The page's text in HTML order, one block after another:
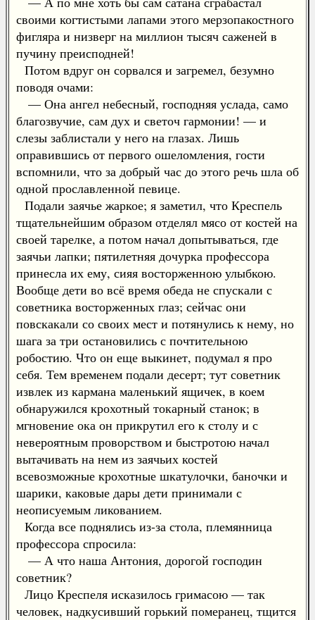
своими когтистыми лапами этого мерзопакостного
фигляра и низверг на миллион тысяч саженей в
пучину преисподней!
Потом вдруг он сорвался и загремел, безумно
поводя очами:
— Она ангел небесный, господняя услада, само
благозвучие, сам дух и светоч гармонии! — и
слезы заблистали у него на глазах. Лишь
оправившись от первого ошеломления, гости
вспомнили, что за добрый час до этого речь шла об
одной прославленной певице.
Подали заячье жаркое; я заметил, что Креспель
тщательнейшим образом отделял мясо от костей на
своей тарелке, а потом начал допытываться, где
заячьи лапки; пятилетняя дочурка профессора
принесла их ему, сияя восторженною улыбкою.
Вообще дети во всё время обеда не спускали с
советника восторженных глаз; сейчас они
повскакали со своих мест и потянулись к нему, но
шага за три остановились с почтительною
робостию. Что он еще выкинет, подумал я про
себя. Тем временем подали десерт; тут советник
извлек из кармана маленький ящичек, в коем
обнаружился крохотный токарный станок; в
мгновение ока он прикрутил его к столу и с
невероятным проворством и быстротою начал
вытачивать на нем из заячьих костей
всевозможные крохотные шкатулочки, баночки и
шарики, каковые дары дети принимали с
неописуемым ликованием.
Когда все поднялись из-за стола, племянница
профессора спросила:
— А что наша Антония, дорогой господин
советник?
Лицо Креспеля исказилось гримасою — так
человек, надкусивший горький померанец, тщится